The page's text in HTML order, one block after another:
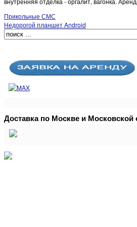
Прикольные СМС
Недорогой планшет Android
Доставка по Москве и Московской